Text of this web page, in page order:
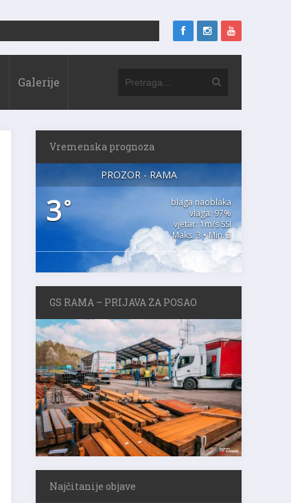
Galerije
Vremenska prognoza
PROZOR - RAMA
3°
blaga naoblaka
vlaga: 97%
vjetar: 1m/s SSI
Maks. 3 • Min. 3
GS RAMA – PRIJAVA ZA POSAO
Najčitanije objave